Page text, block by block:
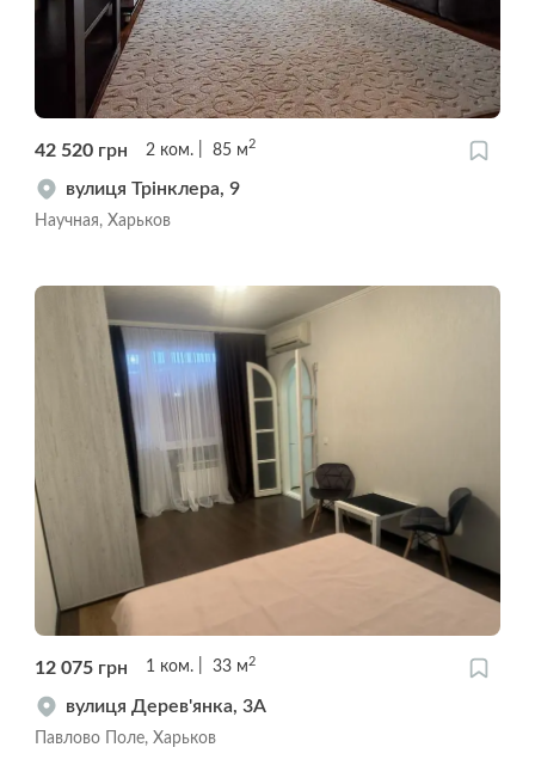
42 520 грн 2 ком. 85 м2
вулиця Трінклера, 9
Научная, Харьков
12 075 грн 1 ком. 33 м 2
вулиця Дерев'янка, 3А
Павлово Поле, Харьков